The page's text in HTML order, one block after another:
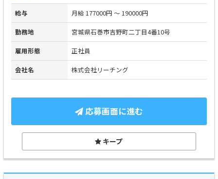
給与 月給 177000円 ～ 190000円
勤務地 宮城県石巻市吉野町二丁目4番10号
雇用形態 正社員
会社名 株式会社リーチング
応募画面に進む
キープ